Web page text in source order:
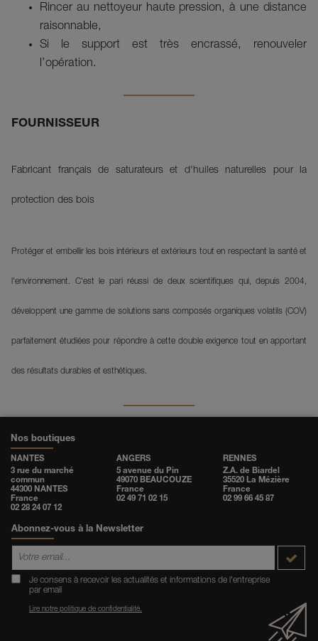
Rincer au nettoyeur haute pression, à une distance
raisonnable,
Si le support est très encrassé, renouveler
l’opération.
FOURNISSEUR
Fabricant français de saturateurs et d'huiles naturelles pour la
protection des bois
Protéger et embellir les bois intérieurs et extérieurs tout en respectant la santé et
l'environnement. C'est le pari réussi de deux scientifiques qui, depuis 2004,
développent une gamme de solutions sans composés organiques volatils (COV)
parfaitement étudiées pour répondre à cette double exigence tout en apportant
des résultats durables et esthétiques.
Nos boutiques
NANTES
3 rue du marché
commun
44300 NANTES
France
02 28 24 07 12
ANGERS
5 avenue du Pin
49070 BEAUCOUZE
France
02 49 71 02 15
RENNES
Z.A. de Biardel
35520 La Mézière
France
02 99 66 45 87
Abonnez-vous à la Newsletter
Je consens à recevoir les actualités et informations de l'entreprise
par email
Lire notre politique de confidentialité.